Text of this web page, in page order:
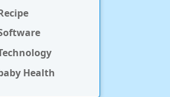
Health